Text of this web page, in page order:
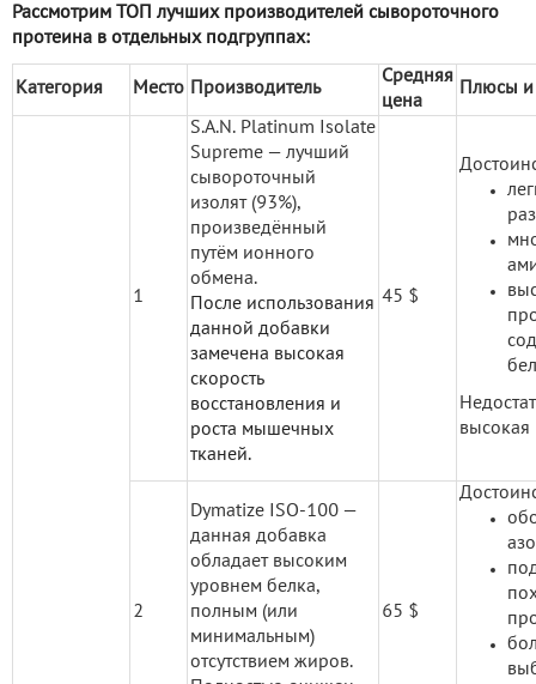
Рассмотрим ТОП лучших производителей сывороточного
протеина в отдельных подгруппах:
Категория Место Производитель
Средняя
цена
Плюсы
1
S.A.N. Platinum Isolate
Supreme — лучший
сывороточный
изолят (93%),
произведённый
путём ионного
обмена.
После использования
данной добавки
замечена высокая
скорость
восстановления и
роста мышечных
тканей.
45 $
высокая
2
Dymatize ISO-100 —
данная добавка
обладает высоким
уровнем белка,
полным (или
минимальным)
отсутствием жиров.
65 $